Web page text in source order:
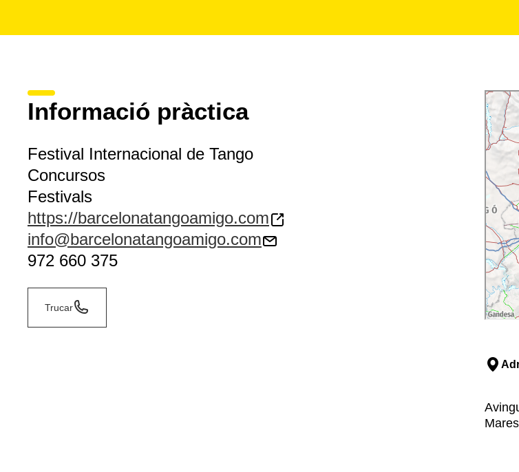
Informació pràctica
Festival Internacional de Tango
Concursos
Festivals
https://barcelonatangoamigo.com
info@barcelonatangoamigo.com
972 660 375
Trucar